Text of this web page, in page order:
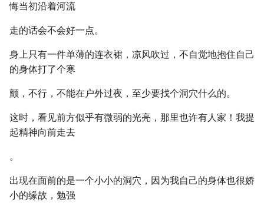
悔当初沿着河流
走的话会不会好一点。
身上只有一件单薄的连衣裙，凉风吹过，不自觉地抱住自己
的身体打了个寒
颤，不行，不能在户外过夜，至少要找个洞穴什么的。
这时，看见前方似乎有微弱的光亮，那里也许有人家！我提
起精神向前走去
。
出现在面前的是一个小小的洞穴，因为我自己的身体也很娇
小的缘故，勉强